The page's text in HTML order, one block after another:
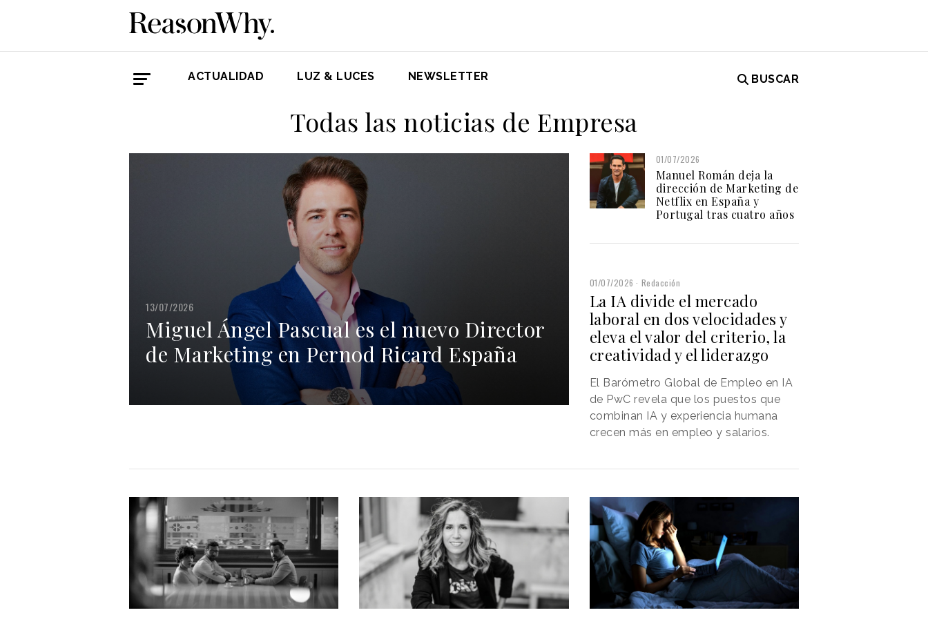
ACTUALIDAD LUZ & LUCES NEWSLETTER BUSCAR
Todas las noticias de Empresa
13/07/2026
Miguel Ángel Pascual es el nuevo Director
de Marketing en Pernod Ricard España
01/07/2026
Manuel Román deja la
dirección de Marketing de
Netflix en España y
Portugal tras cuatro años
01/07/2026 Redacción
La IA divide el mercado
laboral en dos velocidades y
eleva el valor del criterio, la
creatividad y el liderazgo
El Barómetro Global de Empleo en IA
de PwC revela que los puestos que
combinan IA y experiencia humana
crecen más en empleo y salarios.